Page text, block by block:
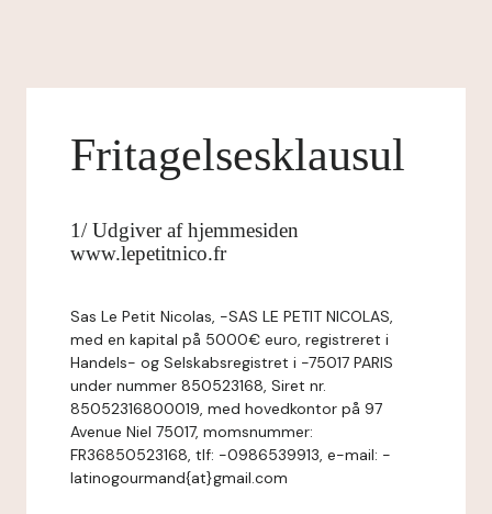
Fritagelsesklausul
1/ Udgiver af hjemmesiden
www.lepetitnico.fr
Sas Le Petit Nicolas, -SAS LE PETIT NICOLAS,
med en kapital på 5000€ euro, registreret i
Handels- og Selskabsregistret i -75017 PARIS
under nummer 850523168, Siret nr.
85052316800019, med hovedkontor på 97
Avenue Niel 75017, momsnummer:
FR36850523168, tlf: -0986539913, e-mail: -
latinogourmand{at}gmail.com